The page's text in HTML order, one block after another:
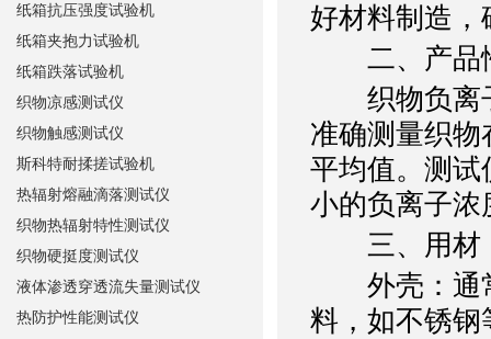
好材料制造
二、产品
织物负离子
准确测量织
平均值。测试
小的负离子浓
三、用材
外壳：通常
料，如不锈钢
纸箱抗压强度试验机
纸箱夹抱力试验机
纸箱跌落试验机
织物凉感测试仪
织物触感测试仪
斯科特耐揉搓试验机
热辐射熔融滴落测试仪
织物热辐射特性测试仪
织物硬挺度测试仪
液体渗透穿透流失量测试仪
热防护性能测试仪